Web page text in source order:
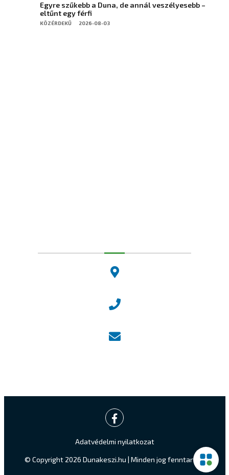
Egyre szűkebb a Duna, de annál veszélyesebb –
eltűnt egy férfi
KÖZÉRDEKŰ 2026-08-03
Adatvédelmi nyilatkozat
© Copyright 2026 Dunakeszi.hu | Minden jog fenntartva.